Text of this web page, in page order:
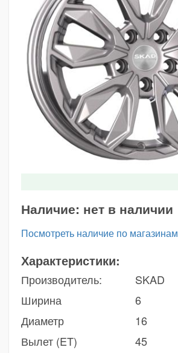
Наличие: нет в наличии
Посмотреть наличие по магазинам
Характеристики:
Производитель:
SKAD
Ширина
6
Диаметр
16
Вылет (ET)
45